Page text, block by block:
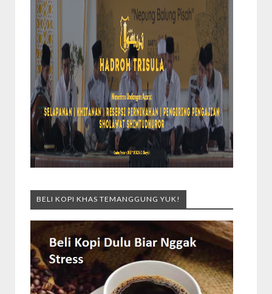
BELI KOPI KHAS TEMANGGUNG YUK!